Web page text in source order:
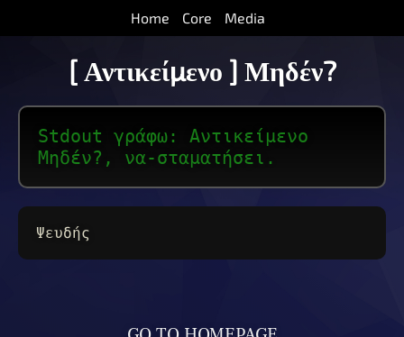
Home Core Media
[ Αντικείμενο ] Μηδέν?
Stdout γράφω: Αντικείμενο
Μηδέν?, να-σταματήσει.
Ψευδής